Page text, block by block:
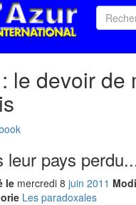
le devoir de
leur pays
le mercredi 8 juin 2011
Les paradoxales